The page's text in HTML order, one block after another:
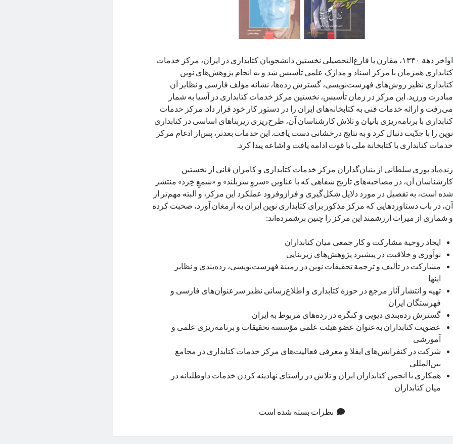
اواخر دهة ۱۳۴۰، مقارن با فارغ‌التحصیلی نخستین دانشجویان کتابداری در ایران، مرکز خدمات
کتابداری همزمان با مرکز اسناد و مدارک علمی تأسیس شد و به انجام پژوهش‌های نوین
کتابداری نظیر روش‌های فهرست‌نویسی، گسترش رده‌ها، نشانه مؤلف فارسی و نظایر آن
مبادرت ورزید. این مرکز در زمان تأسیس، نخستین مرکز خدمات کتابداری در آسیا به شمار
می‌رفت و ارائه خدمات فنی به کتابخانه‌های ایران را در دستور کار خود قرار داد. مرکز خدمات
کتابداری با برنامه‌ریزی بانیان و تلاش کارشناسان آن،‌ طرح‌ریزی زیربناهای اساسی در کتابداری
نوین را با جدّیت دنبال کرد و به نتایج درخشانی دست یافت. این خدمات بعدتر، پس‌از ادغام مرکز
خدمات کتابداری با کتابخانة ملی با قوت ادامه یافت و اشاعه پیدا کرد.
زنده‌یاد پوری سلطانی از بنیان‌گذاران مرکز خدمات کتابداری و کامران فانی از نخستین
کارشناسان آن، در مصاحبه‌های تاریخ شفاهی که با عناوین «سروِ سربلند» و «شمعِ خِرد» منتشر
شده است، به تفصیل در مورد دلایل شکل‌گیری و فرازوفرود عملکرد این مرکز، و البته مهم‌تر از
آن، در باب دستاوردهایی که مرکز مذکور برای کتابداری نوین ایران به ارمغان آورد، صحبت کرده
و شماری از میراث ارزشمند این مرکز را چنین برشمرده‌اند:
ایجاد روحیة مشارکت و کار جمعی میان کتابداران
نوآوری و خلاقیت در پیشبرد پژوهش‌های زیربنایی
مشارکت در تألیف و ترجمة تحقیقات نوین در زمینة فهرست‌نویسی، ‌رده‌بندی و نظایر
اینها
تهیه و انتشار آثار مرجع در حوزة‌ کتابداری و اطلاع‌رسانی نظیر سرعنوان‌های فارسی و
فهرستگان ایران
گسترش رده‌بندی دیویی و کنگره در رده‌های مربوط به ایران
عضویت کتابداران به‌عنوان عضو هیئت علمی مؤسسه تحقیقات و برنامه‌ریزی علمی و
آموزشی
شرکت در کنفرانس‌های ایفلا و معرفی فعالیت‌های مرکز خدمات کتابداری در مجامع
بین‌المللی
همکاری با انجمن کتابداران ایران و تلاش در راستای نهادینه کردن خدمات داوطلبانه در
میان کتابداران
نظرات بسته شده است